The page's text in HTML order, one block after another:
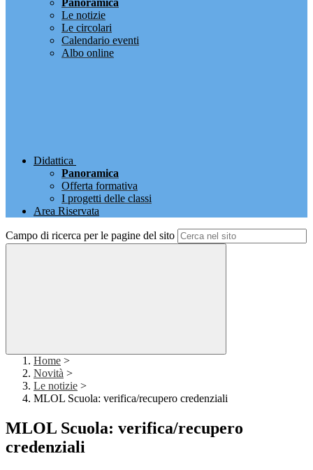
Panoramica
Le notizie
Le circolari
Calendario eventi
Albo online
Didattica
Panoramica
Offerta formativa
I progetti delle classi
Area Riservata
Campo di ricerca per le pagine del sito
Home >
Novità >
Le notizie >
MLOL Scuola: verifica/recupero credenziali
MLOL Scuola: verifica/recupero
credenziali